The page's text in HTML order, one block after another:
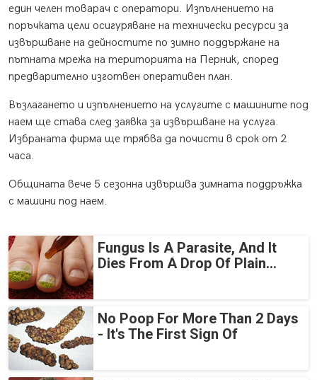
един челен товарач с оператори. Изпълнението на
поръчката цели осигуряване на технически ресурси за
извършване на дейностите по зимно поддържане на
пътната мрежа на територията на Перник, според
предварително изготвен оперативен план.
Възлагането и изпълнението на услугите с машините под
наем ще става след заявка за извършване на услуга.
Избраната фирма ще трябва да почисти в срок от 2
часа.
Общината вече 5 сезонна извършва зимната поддръжка
с машини под наем.
Fungus Is A Parasite, And It
Dies From A Drop Of Plain...
No Poop For More Than 2 Days
- It's The First Sign Of